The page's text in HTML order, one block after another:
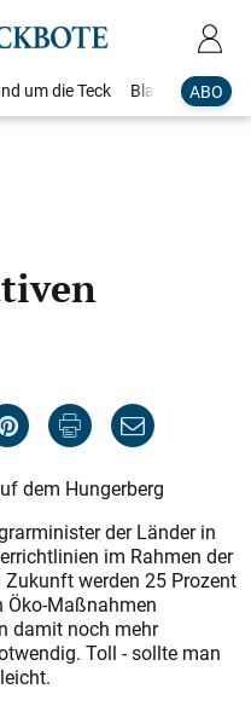
ABO
um die Teck Blaulicht
dem Hungerberg
der Länder in
im Rahmen der
werden 25 Prozent
Maßnahmen
damit noch mehr
Toll - sollte man